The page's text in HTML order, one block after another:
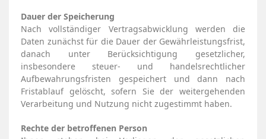
Dauer der Speicherung
Nach vollständiger Vertragsabwicklung werden die
Daten zunächst für die Dauer der Gewährleistungsfrist,
danach unter Berücksichtigung gesetzlicher,
insbesondere steuer- und handelsrechtlicher
Aufbewahrungsfristen gespeichert und dann nach
Fristablauf gelöscht, sofern Sie der weitergehenden
Verarbeitung und Nutzung nicht zugestimmt haben.
Rechte der betroffenen Person